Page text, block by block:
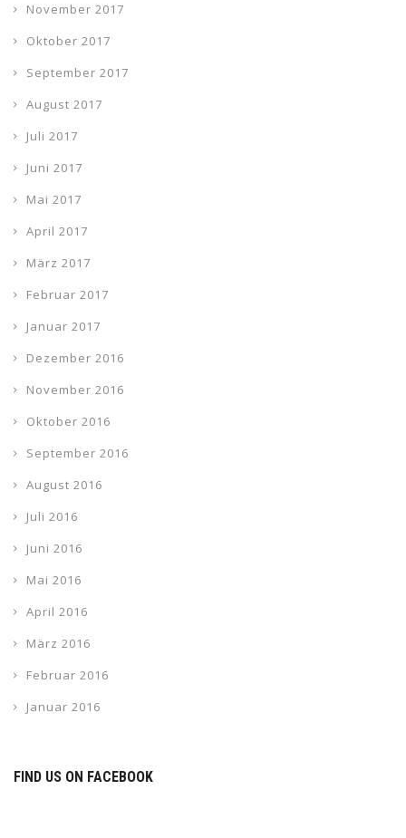
November 2017
Oktober 2017
September 2017
August 2017
Juli 2017
Juni 2017
Mai 2017
April 2017
März 2017
Februar 2017
Januar 2017
Dezember 2016
November 2016
Oktober 2016
September 2016
August 2016
Juli 2016
Juni 2016
Mai 2016
April 2016
März 2016
Februar 2016
Januar 2016
FIND US ON FACEBOOK